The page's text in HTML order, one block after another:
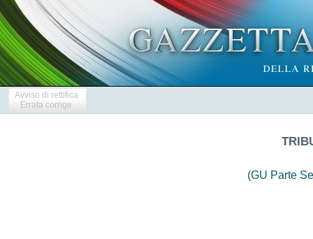
Avviso di rettifica
Errata corrige
(GU Parte